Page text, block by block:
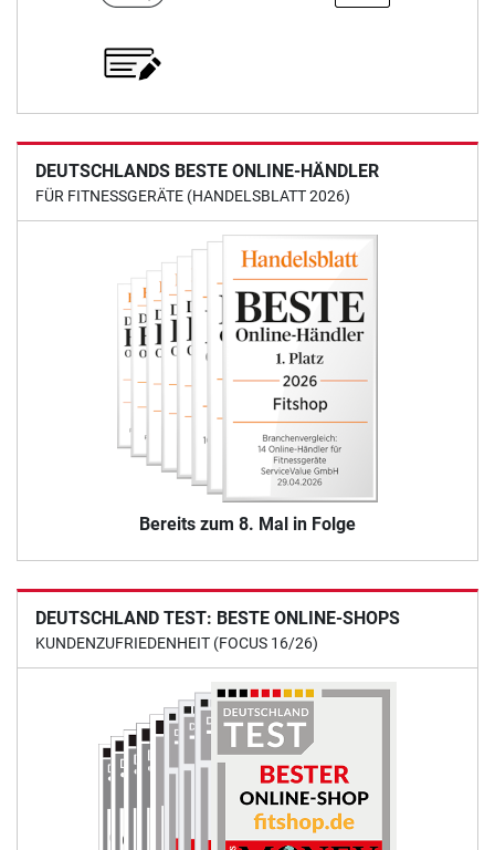
DEUTSCHLANDS BESTE ONLINE-HÄNDLER
FÜR FITNESSGERÄTE (HANDELSBLATT 2026)
Bereits zum 8. Mal in Folge
DEUTSCHLAND TEST: BESTE ONLINE-SHOPS
KUNDENZUFRIEDENHEIT (FOCUS 16/26)